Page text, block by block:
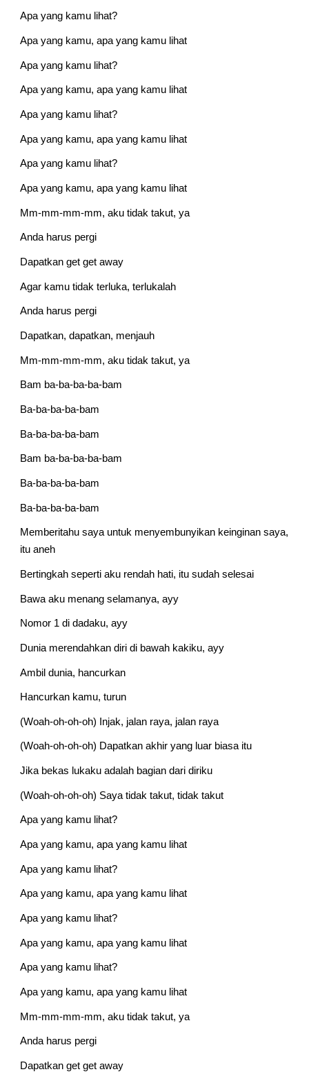
Apa yang kamu lihat?
Apa yang kamu, apa yang kamu lihat
Apa yang kamu lihat?
Apa yang kamu, apa yang kamu lihat
Apa yang kamu lihat?
Apa yang kamu, apa yang kamu lihat
Apa yang kamu lihat?
Apa yang kamu, apa yang kamu lihat
Mm-mm-mm-mm, aku tidak takut, ya
Anda harus pergi
Dapatkan get get away
Agar kamu tidak terluka, terlukalah
Anda harus pergi
Dapatkan, dapatkan, menjauh
Mm-mm-mm-mm, aku tidak takut, ya
Bam ba-ba-ba-ba-bam
Ba-ba-ba-ba-bam
Ba-ba-ba-ba-bam
Bam ba-ba-ba-ba-bam
Ba-ba-ba-ba-bam
Ba-ba-ba-ba-bam
Memberitahu saya untuk menyembunyikan keinginan saya,
itu aneh
Bertingkah seperti aku rendah hati, itu sudah selesai
Bawa aku menang selamanya, ayy
Nomor 1 di dadaku, ayy
Dunia merendahkan diri di bawah kakiku, ayy
Ambil dunia, hancurkan
Hancurkan kamu, turun
(Woah-oh-oh-oh) Injak, jalan raya, jalan raya
(Woah-oh-oh-oh) Dapatkan akhir yang luar biasa itu
Jika bekas lukaku adalah bagian dari diriku
(Woah-oh-oh-oh) Saya tidak takut, tidak takut
Apa yang kamu lihat?
Apa yang kamu, apa yang kamu lihat
Apa yang kamu lihat?
Apa yang kamu, apa yang kamu lihat
Apa yang kamu lihat?
Apa yang kamu, apa yang kamu lihat
Apa yang kamu lihat?
Apa yang kamu, apa yang kamu lihat
Mm-mm-mm-mm, aku tidak takut, ya
Anda harus pergi
Dapatkan get get away